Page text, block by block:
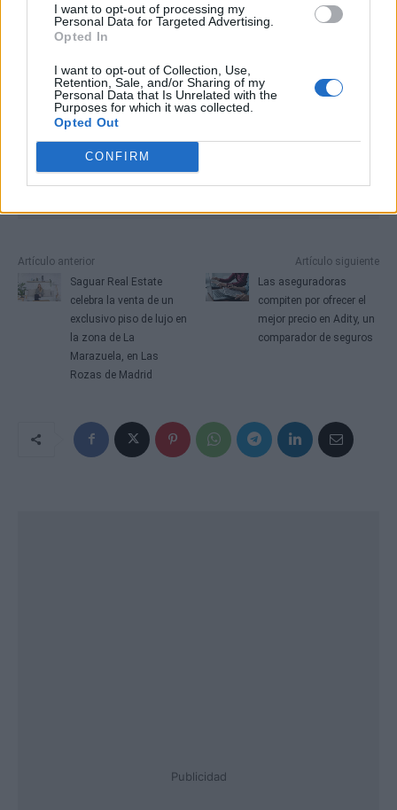
I want to opt-out of processing my
Personal Data for Targeted Advertising.
Opted In
I want to opt-out of Collection, Use,
Retention, Sale, and/or Sharing of my
Personal Data that Is Unrelated with the
Purposes for which it was collected.
Opted Out
CONFIRM
Artículo anterior
Saguar Real Estate
celebra la venta de un
exclusivo piso de lujo en
la zona de La
Marazuela, en Las
Rozas de Madrid
Artículo siguiente
Las aseguradoras
compiten por ofrecer el
mejor precio en Adity, un
comparador de seguros
Publicidad